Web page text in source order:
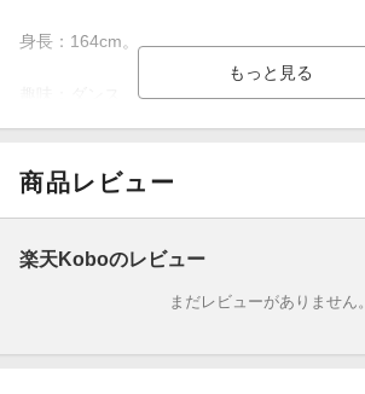
身長：164cm。
趣味：ダンス、卓球、歌、ショッピング
商品レビュー
楽天Koboのレビュー
まだレビューがありません。